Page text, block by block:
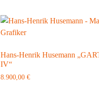
Hans-Henrik Husemann
IV“
8.900,00 €